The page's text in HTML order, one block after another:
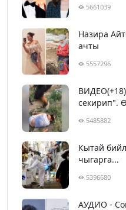
5661039
Назира
ачты
5557296
секирип".
5485882
Кытай
чыгарга...
5396680
АУДИО -